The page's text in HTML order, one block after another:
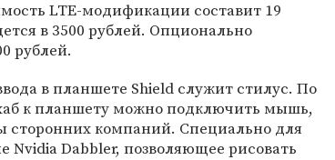
LTE-модификации составит 19
в 3500 рублей. Опционально
рублей.
в планшете Shield служит стилус. По
к планшету можно подключить мышь,
сторонних компаний. Специально для
Nvidia Dabbler, позволяющее рисовать